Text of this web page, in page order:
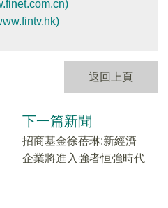
返回上頁
下一篇新聞
招商基金徐蓓琳:新經濟
企業將進入強者恒強時代